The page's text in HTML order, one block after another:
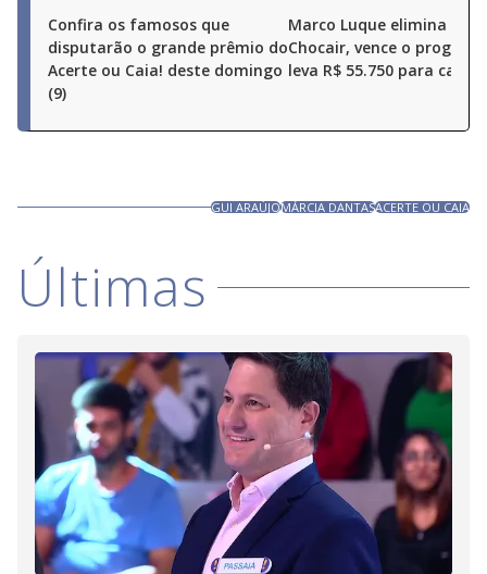
Confira os famosos que
disputarão o grande prêmio do
Acerte ou Caia! deste domingo
(9)
Marco Luque elimina
Chocair, vence o
leva R$ 55.750 para casa
GUI ARAÚJOMÁRCIA DANTASACERTE OU CAIA
Últimas